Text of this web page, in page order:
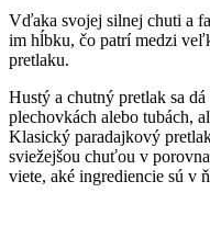
Vďaka svojej silnej chuti a
im hĺbku, čo patrí medzi
pretlaku.
Hustý a chutný pretlak sa
plechovkách alebo tubách,
Klasický paradajkový
sviežejšou chuťou v
viete, aké ingrediencie sú v